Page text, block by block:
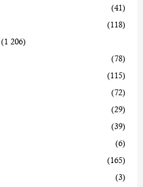
(41)
(118)
(1 206)
(78)
(115)
(72)
(29)
(39)
(6)
(165)
(3)